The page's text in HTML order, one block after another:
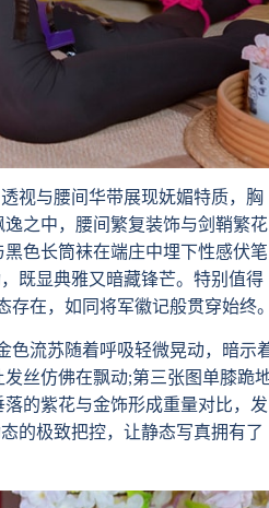
视与腰间华带展现妩媚特质，胸
之中，腰间繁复装饰与剑鞘繁花
色长筒袜在端庄中埋下性感伏
既显典雅又暗藏锋芒。特别值得
存在，如同将军徽记般贯穿始终
流苏随着呼吸轻微晃动，暗示
丝仿佛在飘动;第三张图单膝跪
的紫花与金饰形成重量对比，发
的极致把控，让静态写真拥有了